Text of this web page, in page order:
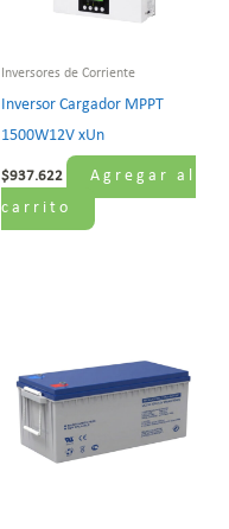
Inversores de Corriente
Inversor Cargador MPPT
1500W12V xUn
$937.622
Agregar al
carrito